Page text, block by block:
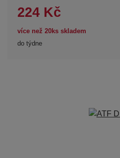
224 Kč
více než 20ks skladem
do týdne